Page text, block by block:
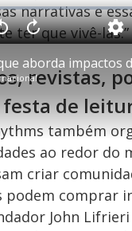
narrativas e
ter que vivê-las.”
P
l
a
y
V
t
a
r
1
s
u
n
o
s
A
a
n
ç
a
r
0
s
g
u
d
o
revistas,
de
também
ao redor do
criar
comprar
John